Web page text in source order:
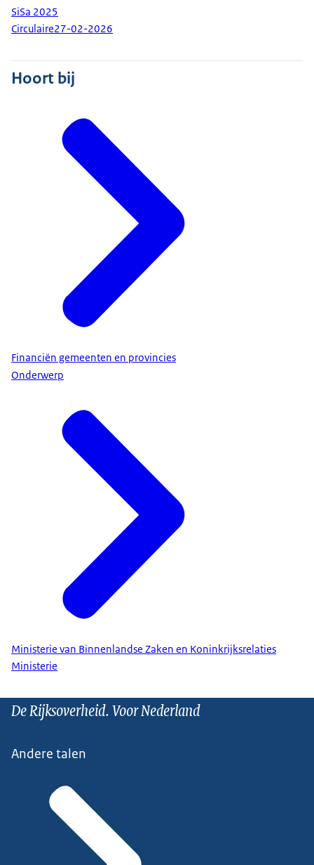
SiSa 2025
Circulaire27-02-2026
Hoort bij
Financiën gemeenten en provincies
Onderwerp
Ministerie van Binnenlandse Zaken en Koninkrijksrelaties
Ministerie
De Rijksoverheid. Voor Nederland
Andere talen